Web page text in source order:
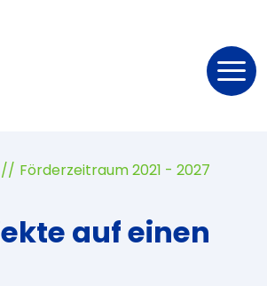
Förderzeitraum 2021 - 2027
auf einen